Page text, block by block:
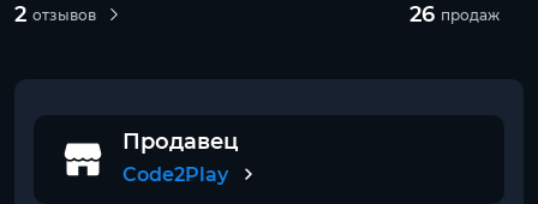
2 отзывов 26 продаж
Продавец
Code2Play